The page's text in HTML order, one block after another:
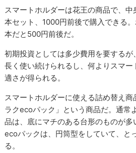
スマートホルダーは花王の商品で、
本セット、1000円前後で購入できる
本だと500円前後だ。
初期投資としては多少費用を要するが
長く使い続けられるし、何よりスマ
適さが得られる。
スマートホルダーに使える詰め替え
ラクecoパック」という商品だ。通常
品は、底にマチのある台形のものが多
ecoパックは、円筒型をしていて、と
る。